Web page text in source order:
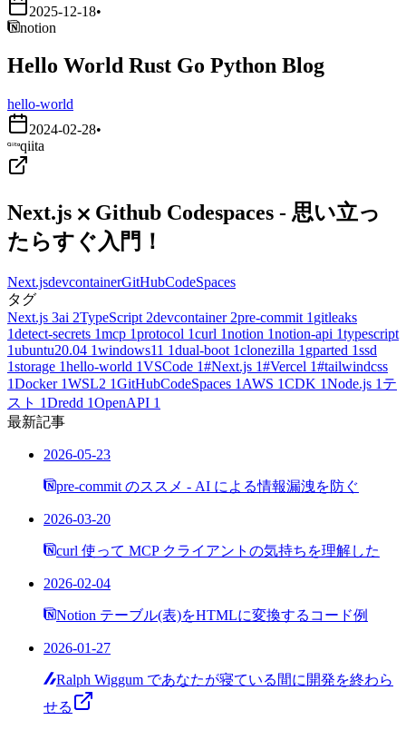
2025-12-18•
notion
Hello World Rust Go Python Blog
hello-world
2024-02-28•
qiita
Next.js ⨉ Github Codespaces - 思い立っ
たらすぐ入門！
Next.jsdevcontainerGitHubCodeSpaces
タグ
Next.js 3ai 2TypeScript 2devcontainer 2pre-commit 1 gitleaks
1detect-secrets 1mcp 1protocol 1curl 1notion 1notion-api 1typescript
1ubuntu20.04 1windows11 1dual-boot 1clonezilla 1 gparted 1ssd
1storage 1hello-world 1VSCode 1#Next.js 1#Vercel 1#tailwindcss
1Docker 1WSL2 1GitHubCodeSpaces 1 AWS 1CDK 1Node.js 1 テ
スト 1Dredd 1OpenAPI 1
最新記事
2026-05-23
pre-commit のススメ - AI による情報漏洩を防ぐ
2026-03-20
curl 使って MCP クライアントの気持ちを理解した
2026-02-04
Notion テーブル(表)をHTMLに変換するコード例
2026-01-27
Ralph Wiggum であなたが寝ている間に開発を終わら
せる